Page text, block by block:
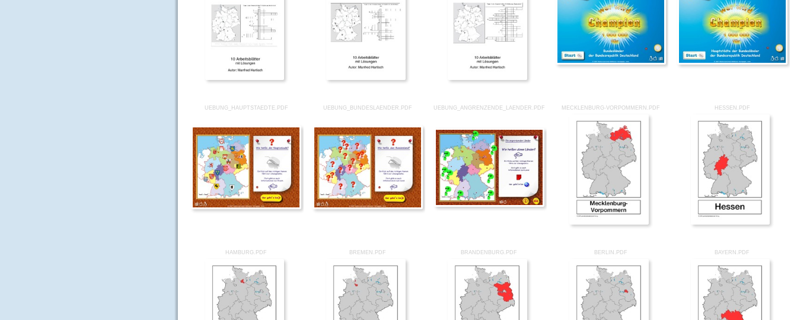
UEBUNG_HAUPTSTAEDTE.PDF UEBUNG_BUNDESLAENDER.PDF UEBUNG_ANGRENZENDE_LAENDER.PDF MECKLENBURG-VORPOMMERN.PDF HESSEN.PDF
HAMBURG.PDF BREMEN.PDF BRANDENBURG.PDF BERLIN.PDF BAYERN.PDF